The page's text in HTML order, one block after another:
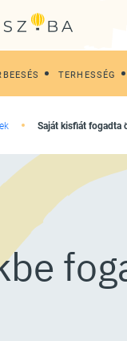
TERHESSÉG
Saját kisfiát fogadta